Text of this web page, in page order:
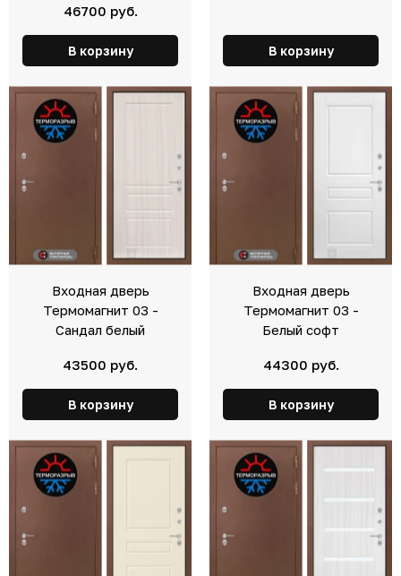
46700 руб.
В корзину В корзину
Входная дверь
Термомагнит 03 -
Сандал белый
43500 руб.
В корзину
Входная дверь
Термомагнит 03 -
Белый софт
44300 руб.
В корзину